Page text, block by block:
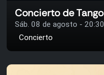
Sáb. 08 de agosto - 20:30
Concierto